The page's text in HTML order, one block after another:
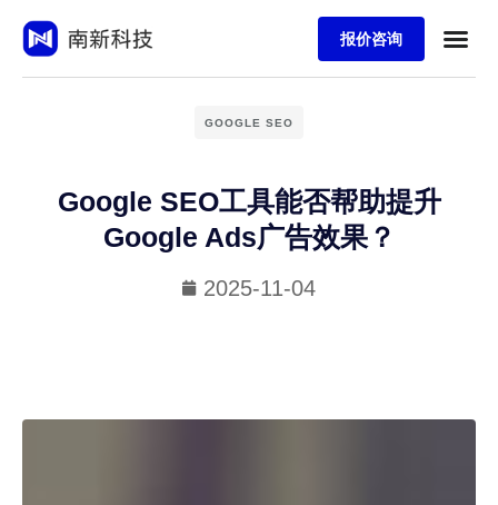
报价咨询
GOOGLE SEO
Google SEO工具能否帮助提升
Google Ads广告效果？
2025-11-04